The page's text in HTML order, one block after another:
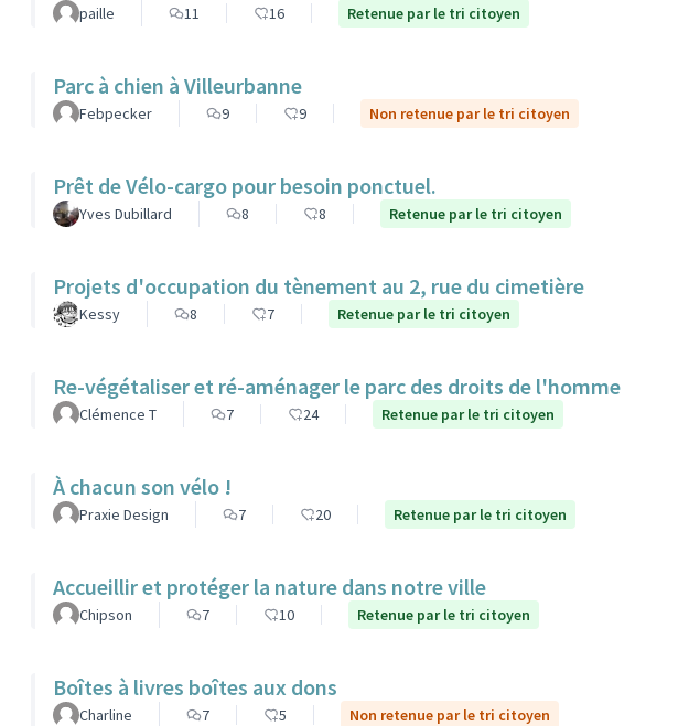
paille 11 16 Retenue par le tri citoyen
Parc à chien à Villeurbanne
Febpecker 9 9 Non retenue par le tri citoyen
Prêt de Vélo-cargo pour besoin ponctuel.
Yves Dubillard 8 8 Retenue par le tri citoyen
Projets d'occupation du tènement au 2, rue du cimetière
Kessy 8 7 Retenue par le tri citoyen
Re-végétaliser et ré-aménager le parc des droits de l'homme
Clémence T 7 24 Retenue par le tri citoyen
À chacun son vélo !
Praxie Design 7 20 Retenue par le tri citoyen
Accueillir et protéger la nature dans notre ville
Chipson 7 10 Retenue par le tri citoyen
Boîtes à livres boîtes aux dons
Charline 7 5 Non retenue par le tri citoyen